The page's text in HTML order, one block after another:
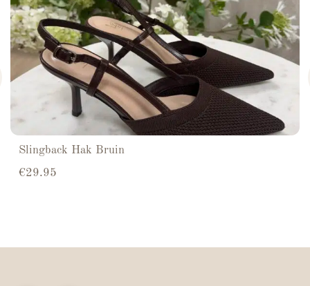
Slingback Hak Bruin
€29.95